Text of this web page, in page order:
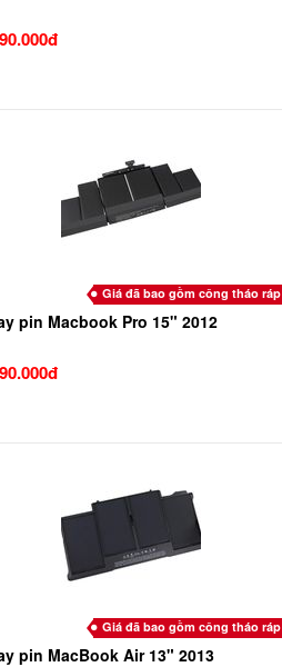
Giá đã bao gồm công tháo ráp
pin Macbook Pro 15" 2012
Giá đã bao gồm công tháo ráp
pin MacBook Air 13" 2013